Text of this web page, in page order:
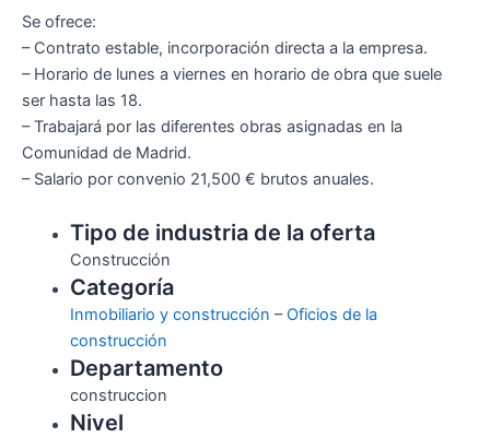
Se ofrece:
– Contrato estable, incorporación directa a la empresa.
– Horario de lunes a viernes en horario de obra que suele
ser hasta las 18.
– Trabajará por las diferentes obras asignadas en la
Comunidad de Madrid.
– Salario por convenio 21,500 € brutos anuales.
Tipo de industria de la oferta
Construcción
Categoría
Inmobiliario y construcción –Oficios de la
construcción
Departamento
construccion
Nivel